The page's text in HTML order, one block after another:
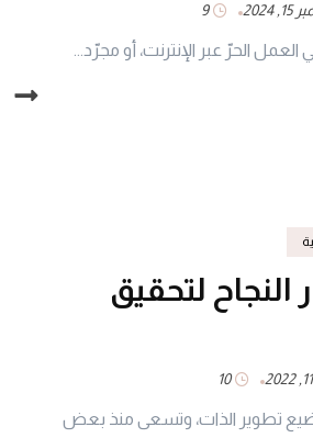
2024
9
الحرّ عبر الإنترنت، أو مجرّد...
النجاح لتحقيق
10
تطوير الذات، وتسعى منذ بعض